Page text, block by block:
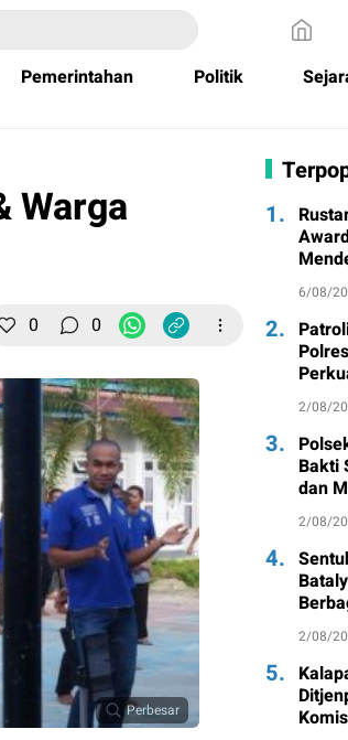
Pemerintahan Politik
Warga
0 0
Perbesar
1.
untuk
6/08/
2.
2/08/
3.
Bakti
dan
2/08/
4.
2/08/
5.